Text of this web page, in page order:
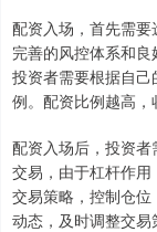
配资入场，首先需
完善的风控体系和良
投资者需要根据自
例。配资比例越高，
配资入场后，投资
交易，由于杠杆作
交易策略，控制仓
动态，及时调整交易